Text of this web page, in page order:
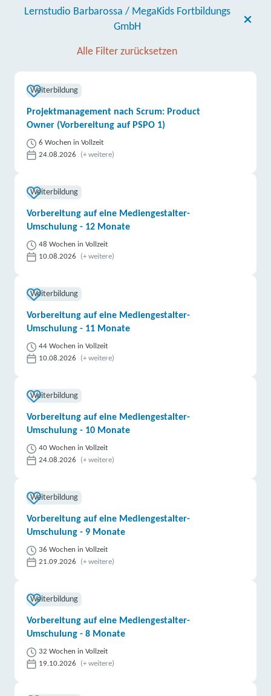
Lernstudio Barbarossa / MegaKids Fortbildungs
GmbH
Alle Filter zurücksetzen
Weiterbildung
Projektmanagement nach Scrum: Product
Owner (Vorbereitung auf PSPO 1)
6 Wochen in Vollzeit
24.08.2026
(+ weitere)
Weiterbildung
Vorbereitung auf eine Mediengestalter-
Umschulung - 12 Monate
48 Wochen in Vollzeit
10.08.2026
(+ weitere)
Weiterbildung
Vorbereitung auf eine Mediengestalter-
Umschulung - 11 Monate
44 Wochen in Vollzeit
10.08.2026
(+ weitere)
Weiterbildung
Vorbereitung auf eine Mediengestalter-
Umschulung - 10 Monate
40 Wochen in Vollzeit
24.08.2026
(+ weitere)
Weiterbildung
Vorbereitung auf eine Mediengestalter-
Umschulung - 9 Monate
36 Wochen in Vollzeit
21.09.2026
(+ weitere)
Weiterbildung
Vorbereitung auf eine Mediengestalter-
Umschulung - 8 Monate
32 Wochen in Vollzeit
19.10.2026
(+ weitere)